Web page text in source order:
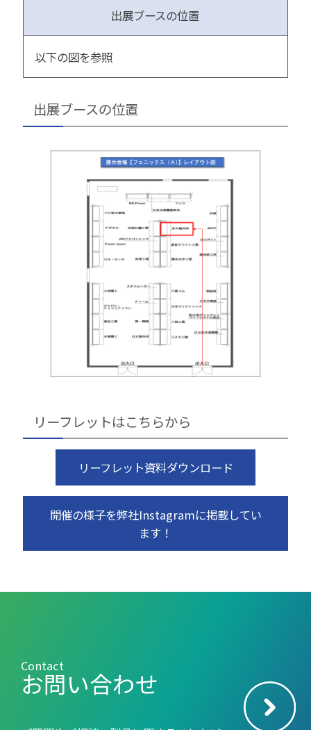
出展ブースの位置
以下の図を参照
出展ブースの位置
リーフレットはこちらから
リーフレット資料ダウンロード
開催の様子を弊社Instagramに掲載してい
ます！
お問い合わせ
Contact